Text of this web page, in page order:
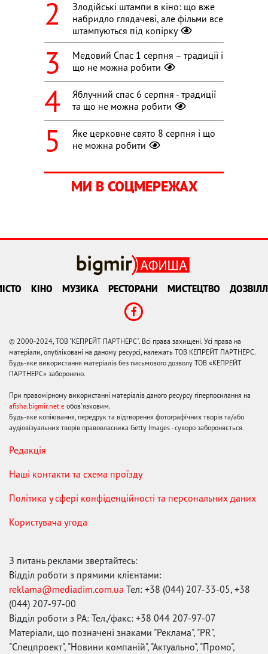
Злодійські штампи в кіно: що вже
набридло глядачеві, але фільми все
штампуються під копірку
Медовий Спас 1 серпня – традиції і
що не можна робити
Яблучний спас 6 серпня - традиції
та що не можна робити
Яке церковне свято 8 серпня і що
не можна робити
МИ В СОЦМЕРЕЖАХ
КІНО МУЗИКА РЕСТОРАНИ МИСТЕЦТВО
© 2000-2024, ТОВ "КЕПРЕЙТ ПАРТНЕРС". Всі права захищені. Усі права на
матеріали, опубліковані на даному ресурсі, належать ТОВ КЕПРЕЙТ ПАРТНЕРС.
Будь-яке використання матеріалів без письмового дозволу ТОВ «КЕПРЕЙТ
ПАРТНЕРС» заборонено.
При правомірному використанні матеріалів даного ресурсу гіперпосилання на
afisha.bigmir.net є обов'язковим.
Будь-яке копіювання, передрук та відтворення фотографічних творів та/або
аудіовізуальних творів правовласника Getty Images - суворо забороняється.
Редакція
Наші контакти та схема проїзду
Політика у сфері конфіденційності та персональних даних
Користувача угода
З питань реклами звертайтесь:
Відділ роботи з прямими клієнтами:
reklama@mediadim.com.ua Тел: +38 (044) 207-33-05, +38
(044) 207-97-00
Відділ роботи з РА: Тел./факс: +38 044 207-97-07
Матеріали, що позначені знаками "Реклама", "PR",
"Спецпроект", "Новини компаній", "Актуально", "Промо",